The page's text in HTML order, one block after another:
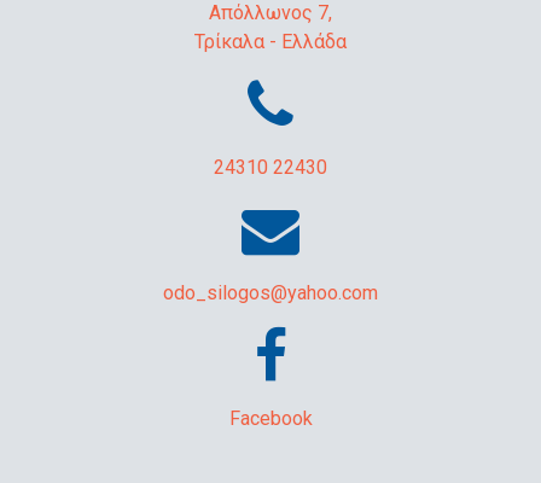
Απόλλωνος 7,
Τρίκαλα - Ελλάδα
24310 22430
odo_silogos@yahoo.com
Facebook